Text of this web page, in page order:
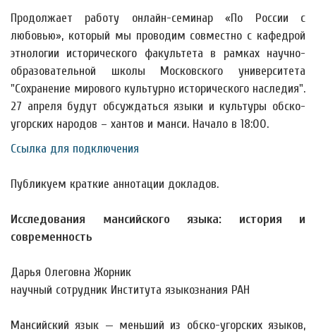
Продолжает работу онлайн-семинар «По России с
любовью», который мы проводим совместно с кафедрой
этнологии исторического факультета в рамках научно-
образовательной школы Московского университета
"Сохранение мирового культурно исторического наследия".
27 апреля будут обсуждаться языки и культуры обско-
угорских народов – хантов и манси. Начало в 18:00.
Ссылка для подключения
Публикуем краткие аннотации докладов.
Исследования мансийского языка: история и
современность
Дарья Олеговна Жорник
научный сотрудник Института языкознания РАН
Мансийский язык — меньший из обско-угорских языков,